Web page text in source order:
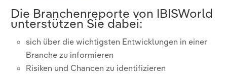
Die Branchenreporte von IBISWorld
unterstützen Sie dabei:
sich über die wichtigsten Entwicklungen in einer
Branche zu informieren
Risiken und Chancen zu identifizieren